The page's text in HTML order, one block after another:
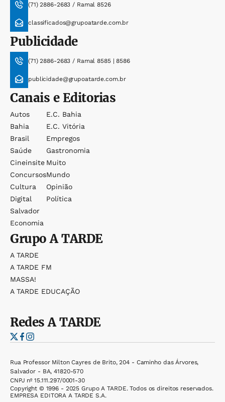
(71) 2886-2683 / Ramal 8526
classificados@grupoatarde.com.br
Publicidade
(71) 2886-2683 / Ramal 8585 | 8586
publicidade@grupoatarde.com.br
Canais e Editorias
Autos
Bahia
Brasil
Saúde
Cineinsite
Concursos
Cultura
Digital
Salvador
Economia
E.c. Bahia
E.c. Vitória
Empregos
Gastronomia
Muito
Mundo
Opinião
Política
GrupoA TARDE
A TARDE
A TARDE FM
MASSA!
A TARDE EDUCAÇÃO
RedesA TARDE
Rua Professor Milton Cayres de Brito, 204 - Caminho das Árvores,
Salvador - BA, 41820-570
CNPJ nº 15.111.297/0001-30
Copyright © 1996 - 2025 Grupo A TARDE. Todos os direitos reservados.
EMPRESA EDITORA A TARDE S.A.